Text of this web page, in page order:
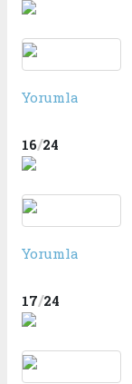
Yorumla
16/24
Yorumla
17/24